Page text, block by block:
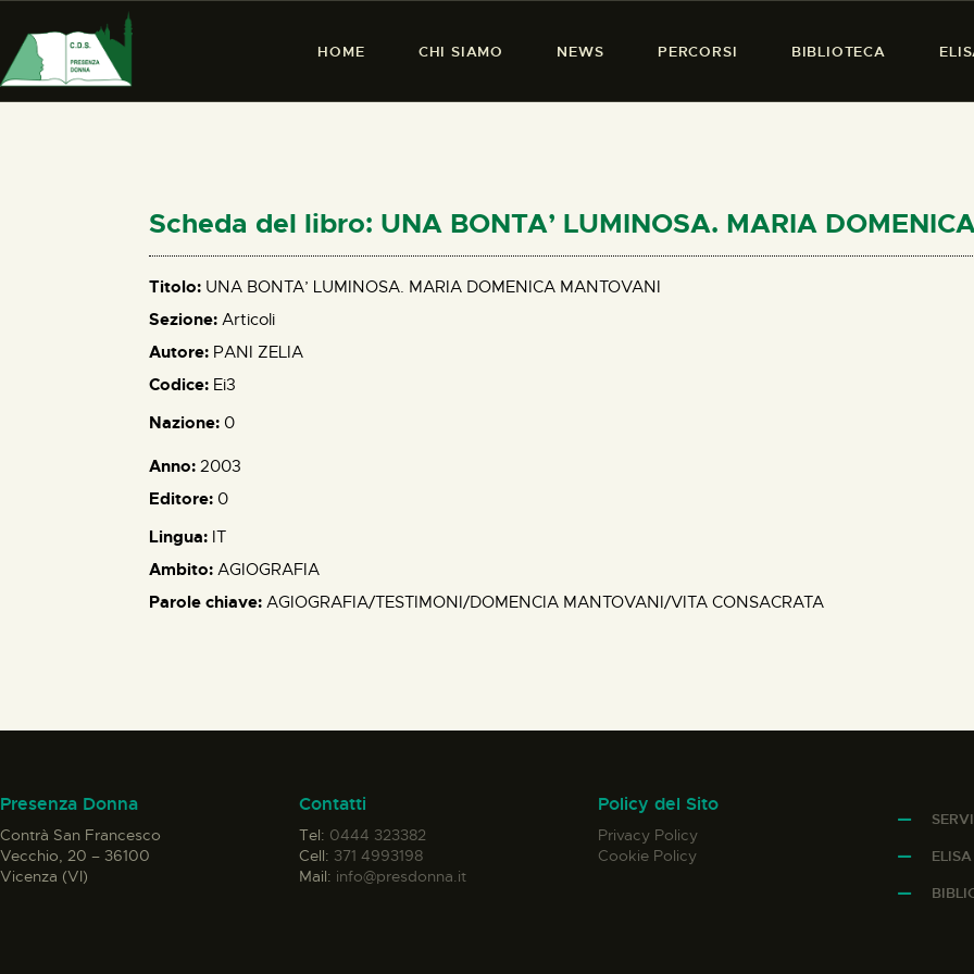
HOME CHI SIAMO NEWS PERCORSI BIBLIOTECA
PRESENZA DONNA
PERCORSI
BIBLIOTECA
Scheda del libro: UNA BONTA’ LUMINOSA. MARIA
Titolo: UNA BONTA’ LUMINOSA. MARIA DOMENICA MANTOVANI
Sezione: Articoli
Autore: PANI ZELIA
Codice: Ei3
Nazione: 0
Anno: 2003
Editore: 0
Lingua: IT
Ambito: AGIOGRAFIA
Parole chiave: AGIOGRAFIA/TESTIMONI/DOMENCIA MANTOVANI/VITA CONSACRATA
Presenza Donna
Contrà San Francesco
Vecchio, 20 – 36100
Vicenza (VI)
Contatti
Tel: 0444 323382
Cell: 371 4993198
Mail: info@presdonna.it
Policy del Sito
Privacy Policy
Cookie Policy